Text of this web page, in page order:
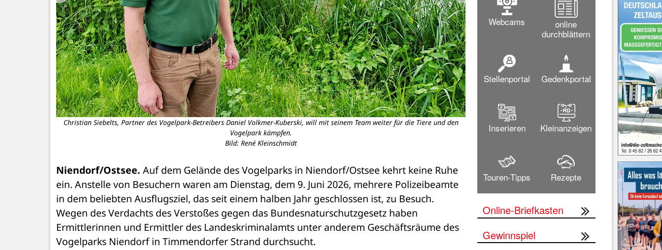
Christian Siebelts, Partner des Vogelpark-Betreibers Daniel Volkmer-Kuberski, will mit seinem Team weiter für die Tiere und den
Vogelpark kämpfen.
Bild: René Kleinschmidt
Jetzt geht das Tierfutter langsam zu Ende, das
Bild:
Niendorf/Ostsee. Auf dem Gelände des Vogelparks in Niendorf/Ostsee kehrt keine Ruhe
ein. Anstelle von Besuchern waren am Dienstag, dem 9. Juni 2026, mehrere Polizeibeamte
in dem beliebten Ausflugsziel, das seit einem halben Jahr geschlossen ist, zu Besuch.
Wegen des Verdachts des Verstoßes gegen das Bundesnaturschutzgesetz haben
Ermittlerinnen und Ermittler des Landeskriminalamts unter anderem Geschäftsräume des
Vogelparks Niendorf in Timmendorfer Strand durchsucht.
Webcams
online
durchblättern
Stellenportal Gedenkportal
Inserieren Kleinanzeigen
Touren-Tipps Rezepte
Online-Briefkasten
Gewinnspiel